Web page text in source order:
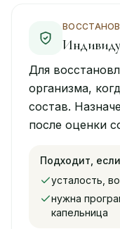
Для
организма,
состав.
после оценки
Подходит,
усталость,
нужна
капельница